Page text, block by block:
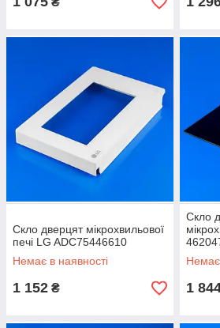
Скло дверцят мікрохвильової
печі LG ADC75446610
Немає в наявності
1 152 ₴
Скло
Немає
1